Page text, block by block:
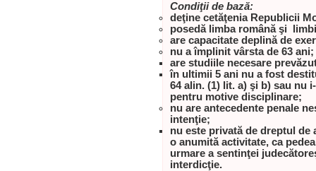
Condiţii de bază:
deţine cetăţenia Republicii
posedă limba română şi
are capacitate deplină de
nu a împlinit vârsta de 63 ani;
are studiile necesare
în ultimii 5 ani nu a fost
64 alin. (1) lit. a) şi b) sau nu
pentru motive disciplinare;
nu are antecedente penale
intenţie;
nu este privată de dreptul de
o anumită activitate, ca
urmare a sentinţei
interdicţie.